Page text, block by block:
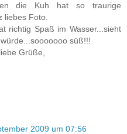
die Kuh hat so traurige
liebes Foto.
richtig Spaß im Wasser...sieht
süß!!!
Grüße,
2009 um 07:56